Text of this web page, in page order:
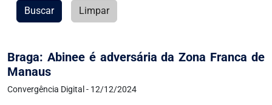
Braga: Abinee é adversária da Zona Franca de
Manaus
Convergência Digital - 12/12/2024
Buscar Limpar